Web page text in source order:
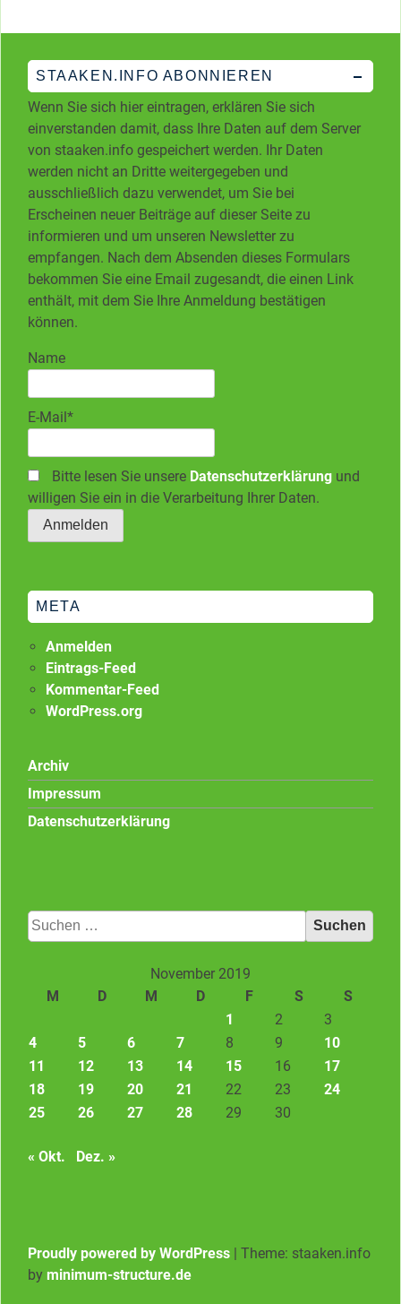
STAAKEN.INFO ABONNIEREN
Wenn Sie sich hier eintragen, erklären Sie sich
einverstanden damit, dass Ihre Daten auf dem Server
von staaken.info gespeichert werden. Ihr Daten
werden nicht an Dritte weitergegeben und
ausschließlich dazu verwendet, um Sie bei
Erscheinen neuer Beiträge auf dieser Seite zu
informieren und um unseren Newsletter zu
empfangen. Nach dem Absenden dieses Formulars
bekommen Sie eine Email zugesandt, die einen Link
enthält, mit dem Sie Ihre Anmeldung bestätigen
können.
Name
E-Mail*
Bitte lesen Sie unsere Datenschutzerklärung und
willigen Sie ein in die Verarbeitung Ihrer Daten.
META
Anmelden
Eintrags-Feed
Kommentar-Feed
WordPress.org
Archiv
Impressum
Datenschutzerklärung
Suchen
nach:
November 2019
M
D M D F S
S
1
2
3
4
5 6 7 8 9
10
11
12 13 14 15 16
17
18
19 20 21 22 23
24
25
26 27 28 29 30
« Okt. Dez. »
Proudly powered by WordPress | Theme: staaken.info
by minimum-structure.de